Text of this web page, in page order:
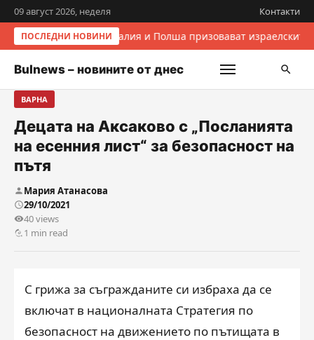
09 август 2026, неделя Контакти
ПОСЛЕДНИ НОВИНИИталия и Полша призовават
Bulnews – новините от днес
ВАРНА
Децата на Аксаково с „Посланията
на есенния лист“ за безопасност на
пътя
Мария Атанасова
29/10/2021
40 views
1 min read
С грижа за съгражданите си избраха да се
включат в националната Стратегия по
безопасност на движението по пътищата в